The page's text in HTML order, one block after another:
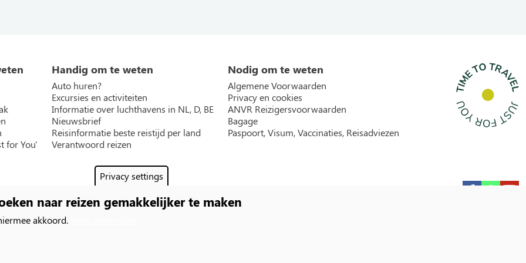
Privacy settings
naar reizen gemakkelijker te maken
akkoord.
for You'
Handig om te weten
Auto huren?
Excursies en activiteiten
Informatie over luchthavens in NL, D, BE
Nieuwsbrief
Reisinformatie beste reistijd per land
Verantwoord reizen
Nodig om te weten
Algemene Voorwaarden
Privacy en cookies
ANVR Reizigersvoorwaarden
Bagage
Paspoort, Visum, Vaccinaties, Reisadviezen